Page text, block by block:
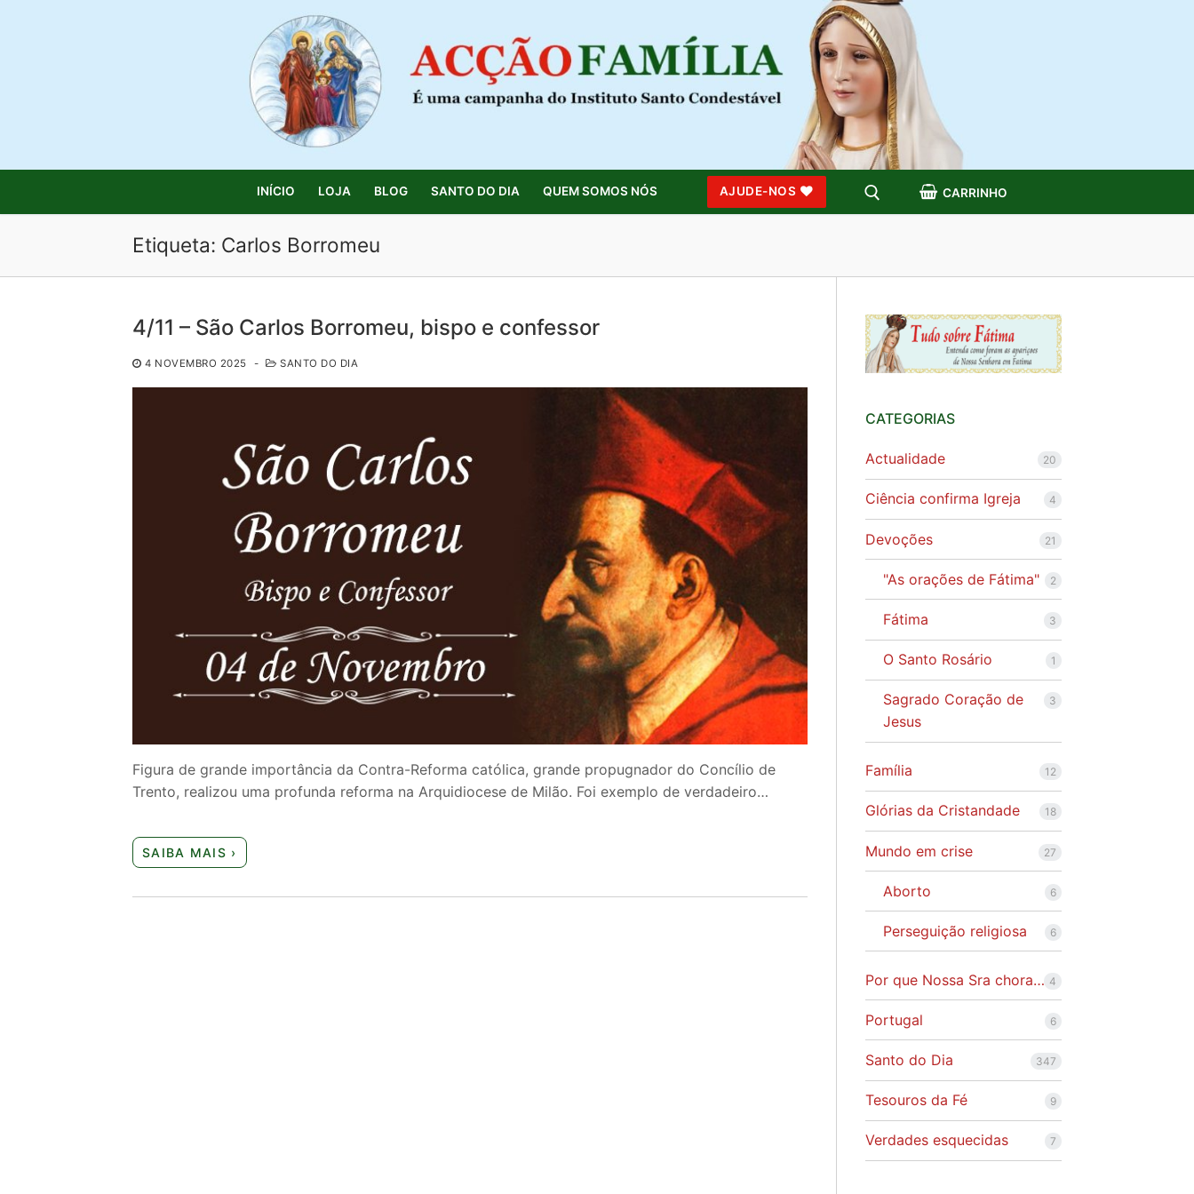
INÍCIO LOJA BLOG SANTO DO DIA QUEM SOMOS NÓS AJUDE-NOS CARRINHO
por:
Início
Blog
Santo do Dia
Quem somos nós
Etiqueta: Carlos Borromeu
4/11 – São Carlos Borromeu, bispo e confessor
4 NOVEMBRO 2025 - SANTO DO DIA
Figura de grande importância da Contra-Reforma católica, grande propugnador do Concílio de
Trento, realizou uma profunda reforma na Arquidiocese de Milão. Foi exemplo de verdadeiro…
SAIBA MAIS ›
CATEGORIAS
Actualidade 20
Ciência confirma Igreja 4
Devoções 21
"As orações de Fátima" 2
Fátima 3
O Santo Rosário 1
Sagrado Coração de
Jesus
3
Família 12
Glórias da Cristandade 18
Mundo em crise 27
Aborto 6
Perseguição religiosa 6
Por que Nossa Sra chora… 4
Portugal 6
Santo do Dia 347
Tesouros da Fé 9
Verdades esquecidas 7